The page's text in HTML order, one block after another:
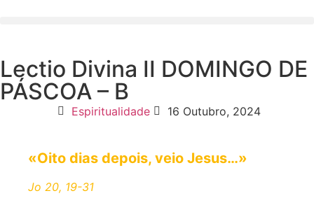
Lectio Divina II DOMINGO DE
PÁSCOA – B
Espiritualidade 16 Outubro, 2024
«Oito dias depois, veio Jesus…»
Jo 20, 19-31